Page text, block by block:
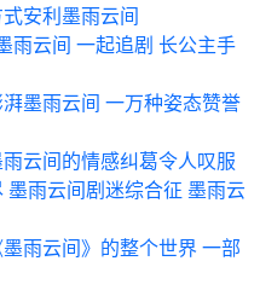
安利墨雨云间
雨云间 一起追剧 长公主手
墨雨云间 一万种姿态赞誉
云间的情感纠葛令人叹服
雨云间剧迷综合征 墨雨云
雨云间》的整个世界 一部